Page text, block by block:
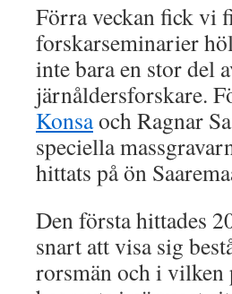
Förra veckan fick vi
forskarseminarier
inte bara en stor del
järnåldersforskare.
Konsaoch Ragnar
speciella
hittats på ön
Den första hittades
snart att visa sig
rorsmän och i vilken